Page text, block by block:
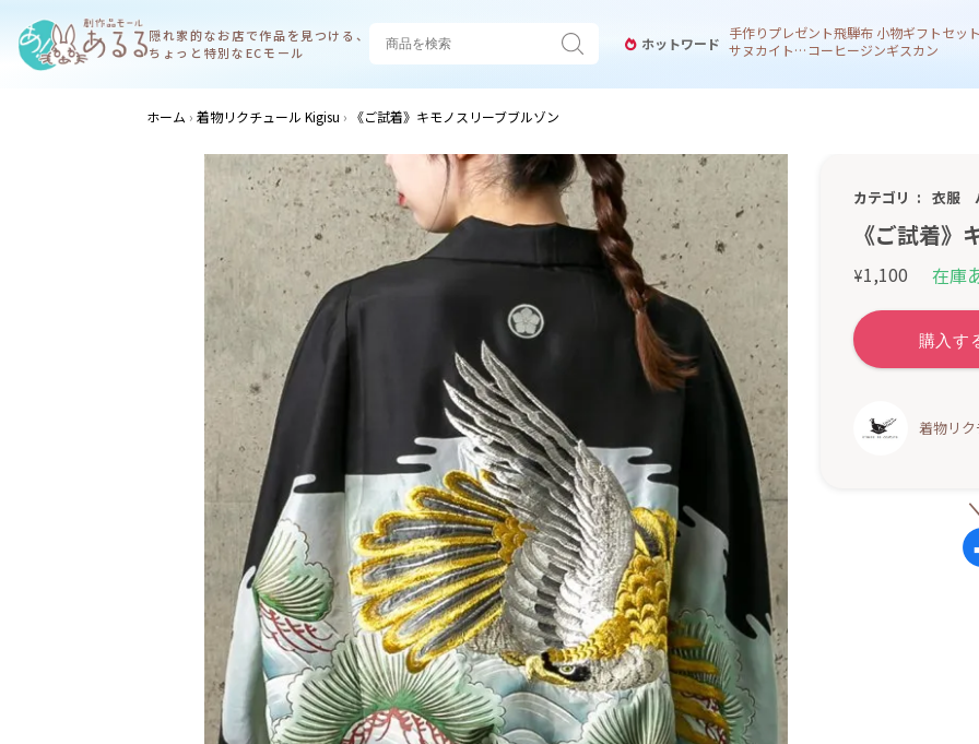
隠れ家的なお店で作品を見つける、
ちょっと特別なECモール
ホットワード
手作りプレゼント飛騨布 小物ギフトセッ
サヌカイト 風鈴コーヒージンギスカン
ホーム 着物リクチュール Kigisu 《ご試着》キモノスリーブブルゾン
カテゴリ 衣服
《ご試着》
¥1,100 在庫
着物リ